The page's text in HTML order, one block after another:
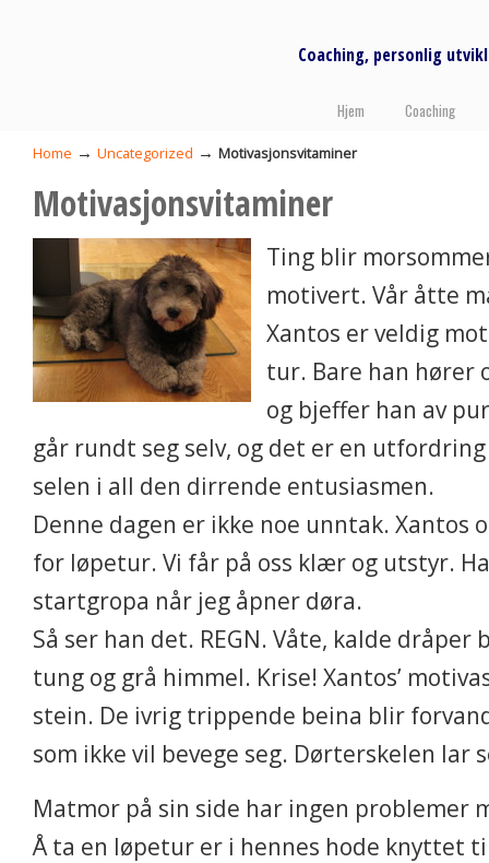
Coaching, personlig
Hjem Coaching
Home → Uncategorized → Motivasjonsvitaminer
Motivasjonsvitaminer
Ting blir
motivert. Vår åtte
Xantos er veldig
tur. Bare han hører
og bjeffer han av
går rundt seg selv, og det er en
selen i all den dirrende entusiasmen.
Denne dagen er ikke noe unntak. Xantos
for løpetur. Vi får på oss klær og utstyr.
startgropa når jeg åpner døra.
Så ser han det. REGN. Våte, kalde dråper
tung og grå himmel. Krise! Xantos’
stein. De ivrig trippende beina blir
som ikke vil bevege seg. Dørterskelen lar
Matmor på sin side har ingen problemer
Å ta en løpetur er i hennes hode knyttet